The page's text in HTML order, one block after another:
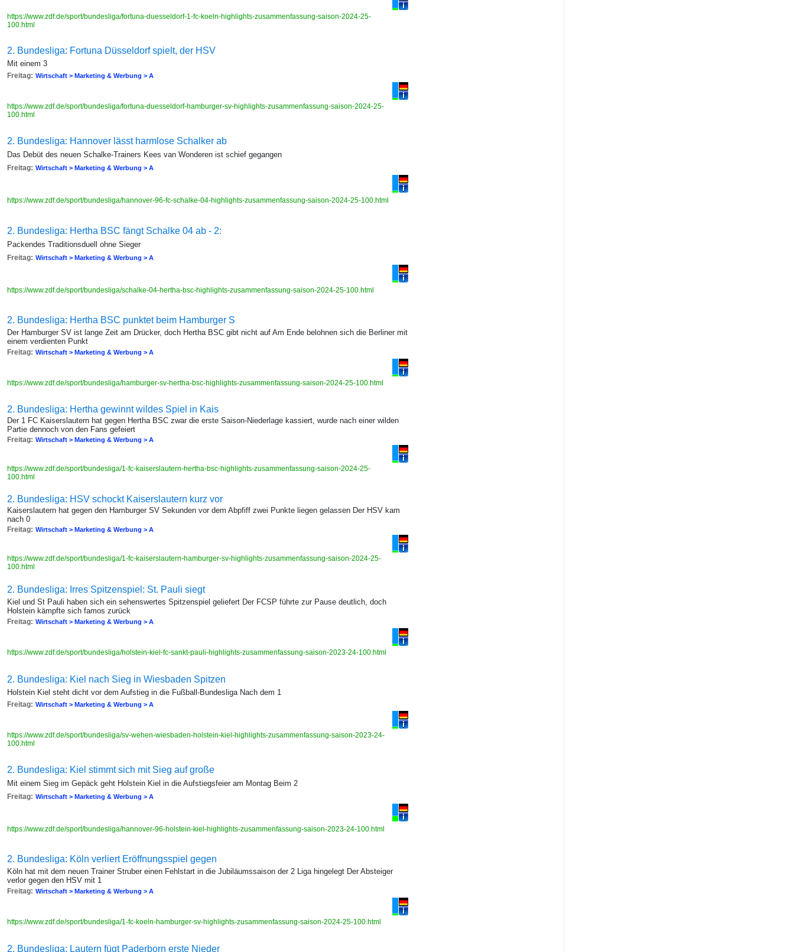
https://www.zdf.de/sport/bundesliga/fortuna-duesseldorf-1-fc-koeln-highlights-zusammenfassung-saison-2024-25-
100.html
2. Bundesliga: Fortuna Düsseldorf spielt, der HSV
Mit einem 3
Freitag: Wirtschaft > Marketing & Werbung > A
https://www.zdf.de/sport/bundesliga/fortuna-duesseldorf-hamburger-sv-highlights-zusammenfassung-saison-2024-25-
100.html
2. Bundesliga: Hannover lässt harmlose Schalker ab
Das Debüt des neuen Schalke-Trainers Kees van Wonderen ist schief gegangen
Freitag: Wirtschaft > Marketing & Werbung > A
https://www.zdf.de/sport/bundesliga/hannover-96-fc-schalke-04-highlights-zusammenfassung-saison-2024-25-100.html
2. Bundesliga: Hertha BSC fängt Schalke 04 ab - 2:
Packendes Traditionsduell ohne Sieger
Freitag: Wirtschaft > Marketing & Werbung > A
https://www.zdf.de/sport/bundesliga/schalke-04-hertha-bsc-highlights-zusammenfassung-saison-2024-25-100.html
2. Bundesliga: Hertha BSC punktet beim Hamburger S
Der Hamburger SV ist lange Zeit am Drücker, doch Hertha BSC gibt nicht auf Am Ende belohnen sich die Berliner mit
einem verdienten Punkt
Freitag: Wirtschaft > Marketing & Werbung > A
https://www.zdf.de/sport/bundesliga/hamburger-sv-hertha-bsc-highlights-zusammenfassung-saison-2024-25-100.html
2. Bundesliga: Hertha gewinnt wildes Spiel in Kais
Der 1 FC Kaiserslautern hat gegen Hertha BSC zwar die erste Saison-Niederlage kassiert, wurde nach einer wilden
Partie dennoch von den Fans gefeiert
Freitag: Wirtschaft > Marketing & Werbung > A
https://www.zdf.de/sport/bundesliga/1-fc-kaiserslautern-hertha-bsc-highlights-zusammenfassung-saison-2024-25-
100.html
2. Bundesliga: HSV schockt Kaiserslautern kurz vor
Kaiserslautern hat gegen den Hamburger SV Sekunden vor dem Abpfiff zwei Punkte liegen gelassen Der HSV kam
nach 0
Freitag: Wirtschaft > Marketing & Werbung > A
https://www.zdf.de/sport/bundesliga/1-fc-kaiserslautern-hamburger-sv-highlights-zusammenfassung-saison-2024-25-
100.html
2. Bundesliga: Irres Spitzenspiel: St. Pauli siegt
Kiel und St Pauli haben sich ein sehenswertes Spitzenspiel geliefert Der FCSP führte zur Pause deutlich, doch
Holstein kämpfte sich famos zurück
Freitag: Wirtschaft > Marketing & Werbung > A
https://www.zdf.de/sport/bundesliga/holstein-kiel-fc-sankt-pauli-highlights-zusammenfassung-saison-2023-24-100.html
2. Bundesliga: Kiel nach Sieg in Wiesbaden Spitzen
Holstein Kiel steht dicht vor dem Aufstieg in die Fußball-Bundesliga Nach dem 1
Freitag: Wirtschaft > Marketing & Werbung > A
https://www.zdf.de/sport/bundesliga/sv-wehen-wiesbaden-holstein-kiel-highlights-zusammenfassung-saison-2023-24-
100.html
2. Bundesliga: Kiel stimmt sich mit Sieg auf große
Mit einem Sieg im Gepäck geht Holstein Kiel in die Aufstiegsfeier am Montag Beim 2
Freitag: Wirtschaft > Marketing & Werbung > A
https://www.zdf.de/sport/bundesliga/hannover-96-holstein-kiel-highlights-zusammenfassung-saison-2023-24-100.html
2. Bundesliga: Köln verliert Eröffnungsspiel gegen
Köln hat mit dem neuen Trainer Struber einen Fehlstart in die Jubiläumssaison der 2 Liga hingelegt Der Absteiger
verlor gegen den HSV mit 1
Freitag: Wirtschaft > Marketing & Werbung > A
https://www.zdf.de/sport/bundesliga/1-fc-koeln-hamburger-sv-highlights-zusammenfassung-saison-2024-25-100.html
2. Bundesliga: Lautern fügt Paderborn erste Nieder